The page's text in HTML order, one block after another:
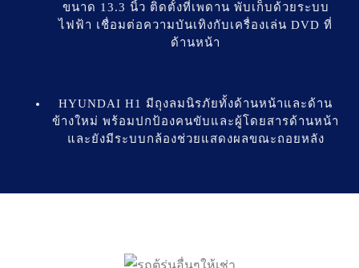
ขนาด 13.3 นิ้ว ติดตั้งที่เพดาน พับเก็บด้วยระบบ
ไฟฟ้า เชื่อมต่อความบันเทิงกับเครื่องเล่น DVD ที่
ด้านหน้า
HYUNDAI H1 มีถุงลมนิรภัยทั้งด้านหน้าและด้าน
ข้างใหม่ พร้อมปกป้องคนขับและผู้โดยสารด้านหน้า
และยังมีระบบกล้องช่วยแสดงผลขณะถอยหลัง